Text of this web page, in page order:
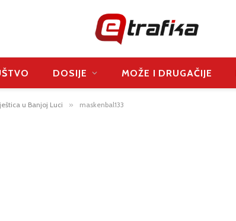
DOSIJE MOŽE I DRUGAČIJE
u Banjoj Luci » maskenbal133